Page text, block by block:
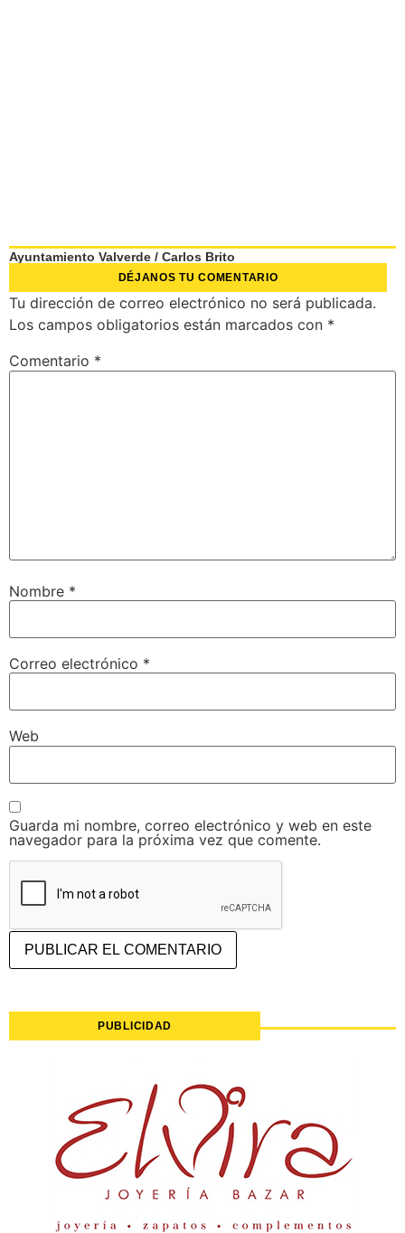
Ayuntamiento Valverde / Carlos Brito
DÉJANOS TU COMENTARIO
Tu dirección de correo electrónico no será publicada.
Los campos obligatorios están marcados con *
Comentario *
Nombre *
Correo electrónico *
Web
Guarda mi nombre, correo electrónico y web en este
navegador para la próxima vez que comente.
PUBLICIDAD